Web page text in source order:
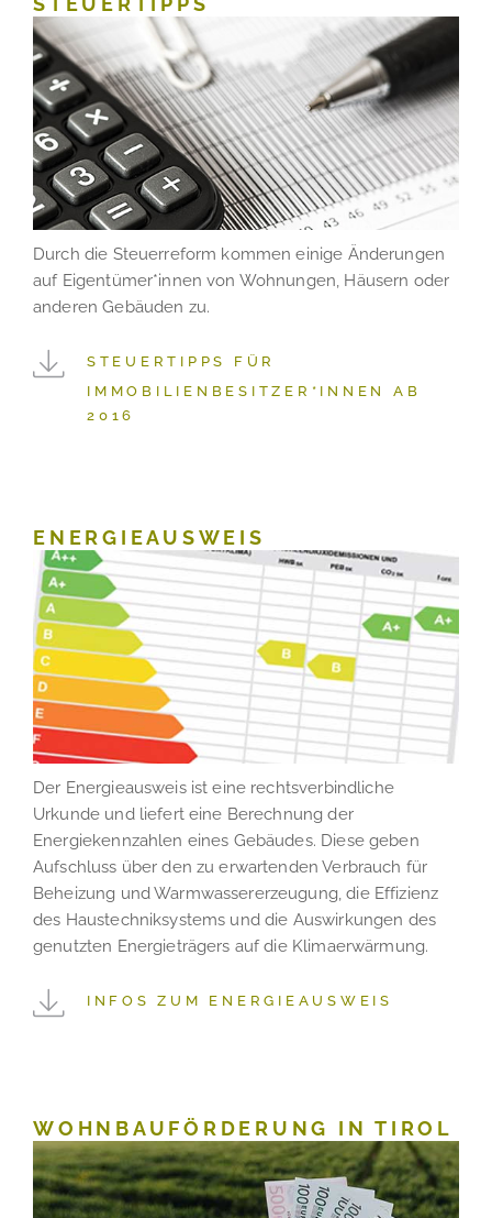
Durch die Steuerreform kommen einige Änderungen
auf Eigentümer*innen von Wohnungen, Häusern oder
anderen Gebäuden zu.
STEUERTIPPS FÜR
IMMOBILIENBESITZER*INNEN AB
2016
ENERGIEAUSWEIS
Der Energieausweis ist eine rechtsverbindliche
Urkunde und liefert eine Berechnung der
Energiekennzahlen eines Gebäudes. Diese geben
Aufschluss über den zu erwartenden Verbrauch für
Beheizung und Warmwassererzeugung, die Effizienz
des Haustechniksystems und die Auswirkungen des
genutzten Energieträgers auf die Klimaerwärmung.
INFOS ZUM ENERGIEAUSWEIS
WOHNBAUFÖRDERUNG IN TIROL